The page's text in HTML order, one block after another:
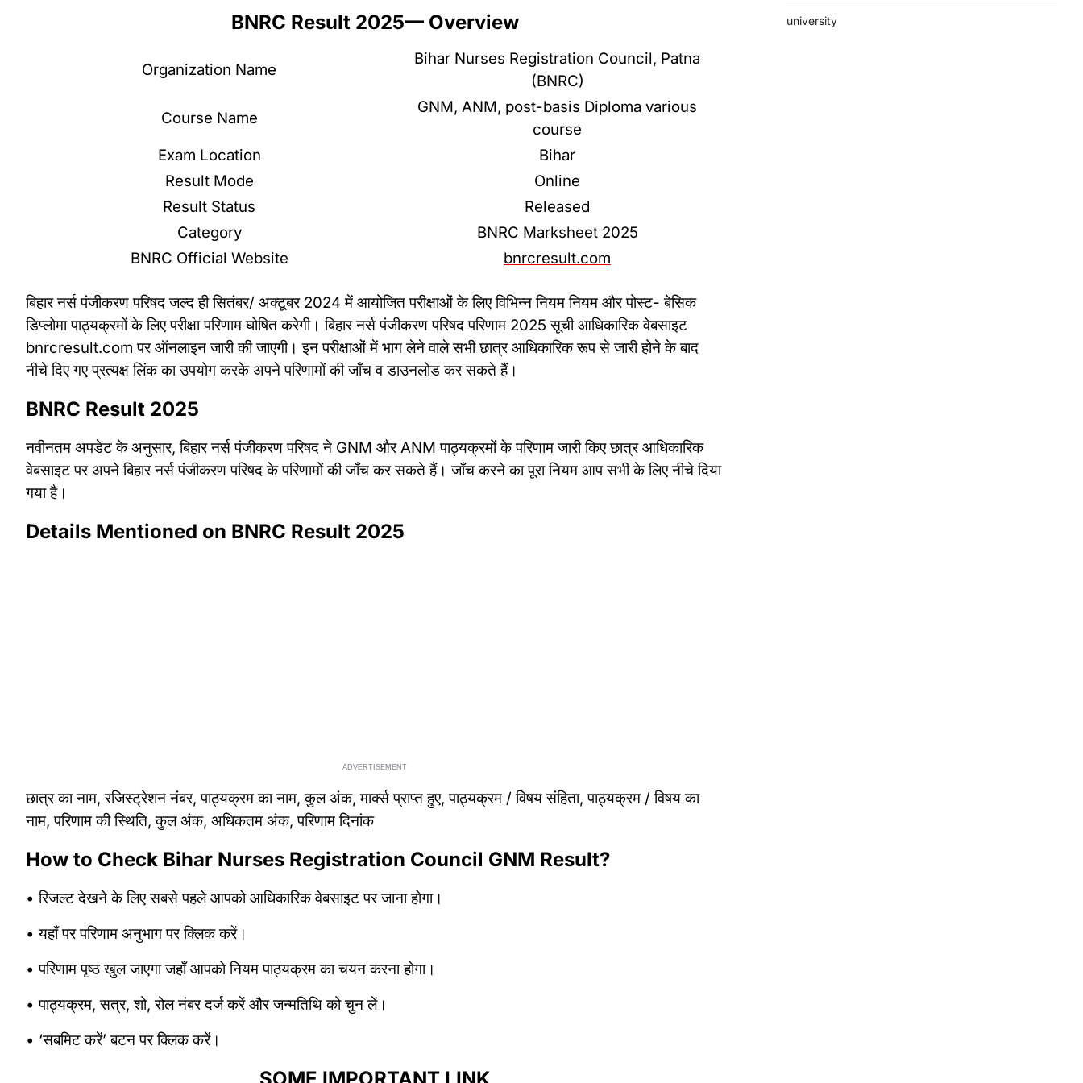
BNRC Result 2025— Overview
Organization Name
Bihar Nurses Registration Council, Patna
(BNRC)
Course Name
GNM, ANM, post-basis Diploma various
course
Exam Location
Bihar
Result Mode
Online
Result Status
Released
Category
BNRC Marksheet 2025
BNRC Official Website
bnrcresult.com
बिहार नर्स पंजीकरण परिषद जल्द ही सितंबर/ अक्टूबर 2024 में आयोजित परीक्षाओं के लिए विभिन्न नियम नियम और पोस्ट- बेसिक
डिप्लोमा पाठ्यक्रमों के लिए परीक्षा परिणाम घोषित करेगी। बिहार नर्स पंजीकरण परिषद परिणाम 2025 सूची आधिकारिक वेबसाइट
bnrcresult.com पर ऑनलाइन जारी की जाएगी। इन परीक्षाओं में भाग लेने वाले सभी छात्र आधिकारिक रूप से जारी होने के बाद
नीचे दिए गए प्रत्यक्ष लिंक का उपयोग करके अपने परिणामों की जाँच व डाउनलोड कर सकते हैं।
BNRC Result 2025
नवीनतम अपडेट के अनुसार, बिहार नर्स पंजीकरण परिषद ने GNM और ANM पाठ्यक्रमों के परिणाम जारी किए छात्र आधिकारिक
वेबसाइट पर अपने बिहार नर्स पंजीकरण परिषद के परिणामों की जाँच कर सकते हैं। जाँच करने का पूरा नियम आप सभी के लिए नीचे दिया
गया है।
Details Mentioned on BNRC Result 2025
ADVERTISEMENT
छात्र का नाम, रजिस्ट्रेशन नंबर, पाठ्यक्रम का नाम, कुल अंक, मार्क्स प्राप्त हुए, पाठ्यक्रम / विषय संहिता, पाठ्यक्रम / विषय का
नाम, परिणाम की स्थिति, कुल अंक, अधिकतम अंक, परिणाम दिनांक
How to Check Bihar Nurses Registration Council GNM Result?
• रिजल्ट देखने के लिए सबसे पहले आपको आधिकारिक वेबसाइट पर जाना होगा।
• यहॉं पर परिणाम अनुभाग पर क्लिक करें।
• परिणाम पृष्ठ खुल जाएगा जहाँ आपको नियम पाठ्यक्रम का चयन करना होगा।
• पाठ्यक्रम, सत्र, शो, रोल नंबर दर्ज करें और जन्मतिथि को चुन लें।
• ‘सबमिट करें’ बटन पर क्लिक करें।
university